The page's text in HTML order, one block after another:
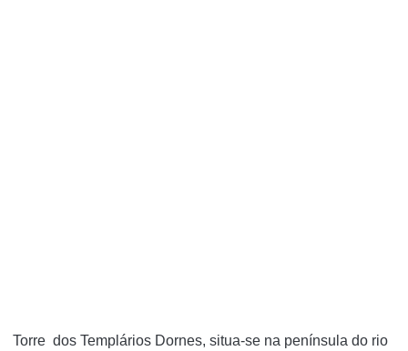
Torre dos Templários Dornes, situa-se na península do rio